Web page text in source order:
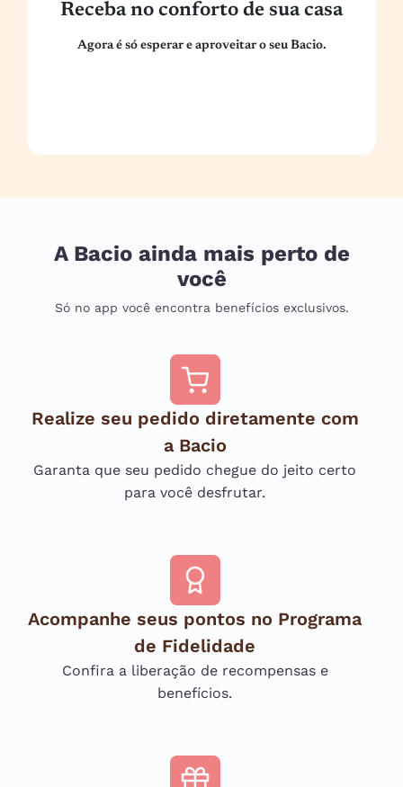
Receba no conforto de sua casa
Agora é só esperar e aproveitar o seu Bacio.
A Bacio ainda mais perto de
você
Só no app você encontra benefícios exclusivos.
Realize seu pedido diretamente com
a Bacio
Garanta que seu pedido chegue do jeito certo
para você desfrutar.
Acompanhe seus pontos no Programa
de Fidelidade
Confira a liberação de recompensas e
benefícios.